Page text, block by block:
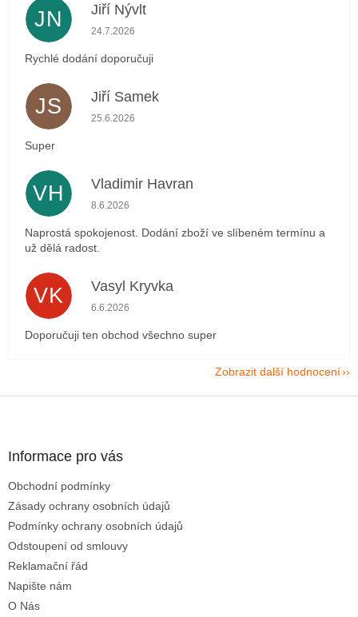
JN Jiří Nývlt
Hodnocení obchodu je 5 z 5 hvězdiček.
24.7.2026
Rychlé dodání doporučuji
JS Jiří Samek
Hodnocení obchodu je 5 z 5 hvězdiček.
25.6.2026
Super
VH Vladimir Havran
Hodnocení obchodu je 5 z 5 hvězdiček.
8.6.2026
Naprostá spokojenost. Dodání zboží ve slíbeném termínu a
už dělá radost.
VK Vasyl Kryvka
Hodnocení obchodu je 5 z 5 hvězdiček.
6.6.2026
Doporučuji ten obchod všechno super
Zobrazit další hodnocení
Informace pro vás
Obchodní podmínky
Zásady ochrany osobních údajů
Podmínky ochrany osobních údajů
Odstoupení od smlouvy
Reklamační řád
Napište nám
O Nás